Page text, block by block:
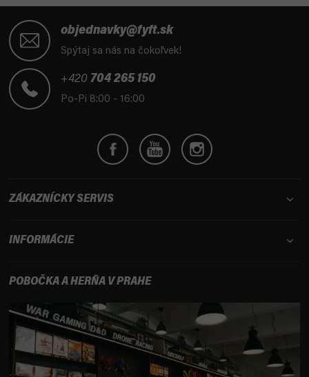
objednavky@fyft.sk
Spýtaj sa nás na čokoľvek!
+420 704 265 150
Po-Pi 8:00 - 16:00
ZÁKAZNÍCKY SERVIS
INFORMÁCIE
POBOČKA A HERŇA V PRAHE